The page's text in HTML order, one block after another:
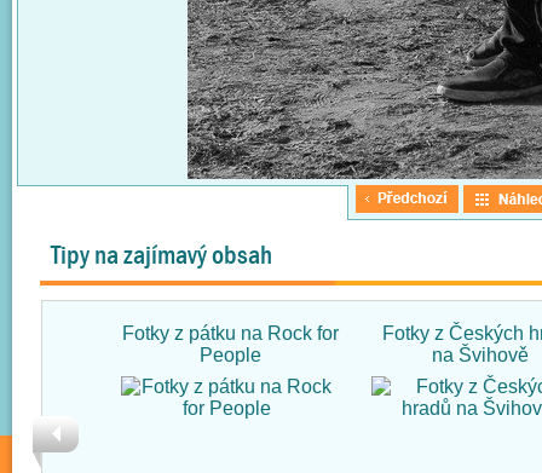
Tipy na zajímavý obsah
Fotky z pátku na Rock for
People
Fotky z Českých
na Švihově